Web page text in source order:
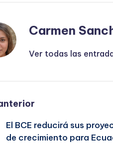
Carmen
Ver todas las
El BCE reducirá sus
de crecimiento para